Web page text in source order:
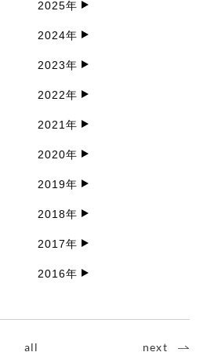
2025年
2024年
2023年
2022年
2021年
2020年
2019年
2018年
2017年
2016年
all next